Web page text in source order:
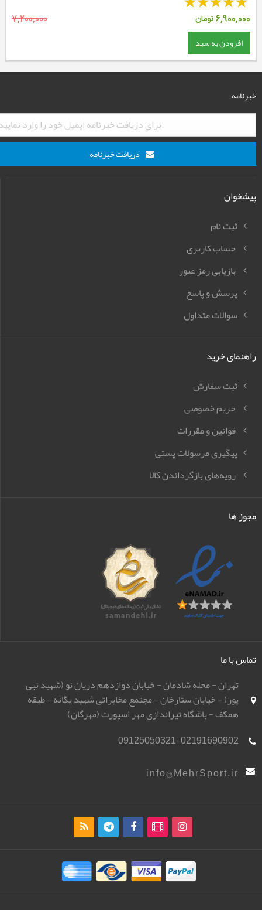
6,900,000تومان 7,200,000
افزودن به سبد
خبرنامه
دریافت خبرنامه
پیشخوان
ثبت نام
حساب کاربری
بازیابی رمز عبور
پرسش و پاسخ
سوالات متداول
راهنمای خرید
ثبت سفارش
حریم خصوصی
قوانین و مقررات
پیگیری مرسولات پستی
رویه‌های بازگرداندن کالا
مجوز ها
تماس با ما
تهران - محله شادمان - خیابان دوازدهم دریان نو (شهید نبی
پور) - خیابان ستارخان - مجتمع مخابراتی شهید یگانه - طبقه
همکف - باشگاه تیراندازی مهر اسپورت (مهرگان)
09125050321-02191690902
info@MehrSport.ir